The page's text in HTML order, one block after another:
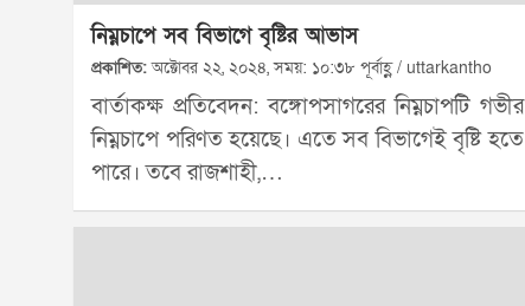
নিম্নচাপে সব বিভাগে বৃষ্টির আভাস
প্রকাশিত:অক্টোবর ২২, ২০২৪, সময়: ১০:৩৮ পূর্বাহ্ণ / uttarkantho
বার্তাকক্ষ প্রতিবেদন: বঙ্গোপসাগরের নিম্নচাপটি গভীর
নিম্নচাপে পরিণত হয়েছে। এতে সব বিভাগেই বৃষ্টি হতে
পারে। তবে রাজশাহী,…